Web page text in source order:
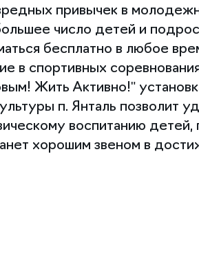
привычек в
число детей и
бесплатно в любое
в спортивных
Жить Активно!"
п. Янталь позволит
воспитанию детей,
хорошим звеном в